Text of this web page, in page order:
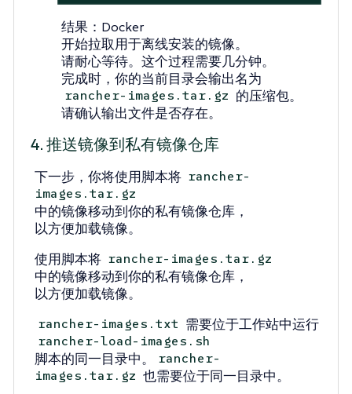
结果 ：Docker
开始拉取用于离线安装的镜像。
请耐心等待。这个过程需要几分钟。
完成时，你的当前目录会输出名为
rancher-images.tar.gz 的压缩包。
请确认输出文件是否存在。
4. 推送镜像到私有镜像仓库
下一步，你将使用脚本将 rancher-
images.tar.gz
中的镜像移动到你的私有镜像仓库，
以方便加载镜像。
使用脚本将 rancher-images.tar.gz
中的镜像移动到你的私有镜像仓库，
以方便加载镜像。
rancher-images.txt 需要位于工作站中运行
rancher-load-images.sh
脚本的同一目录中。
rancher-
images.tar.gz 也需要位于同一目录中。